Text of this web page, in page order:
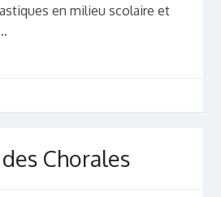
en milieu scolaire et
Chorales